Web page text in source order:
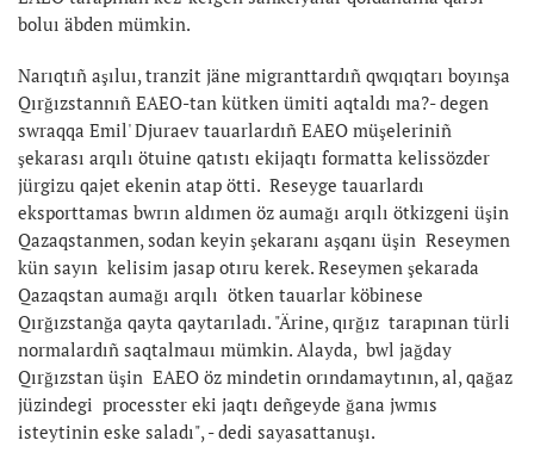
boluı äbden mümkin.
Narıqtıñ aşıluı, tranzit jäne migranttardıñ qwqıqtarı boyınşa
Qırğızstannıñ EAEO-tan kütken ümiti aqtaldı ma?- degen
swraqqa Emil' Djuraev tauarlardıñ EAEO müşeleriniñ
şekarası arqılı ötuine qatıstı ekijaqtı formatta kelissözder
jürgizu qajet ekenin atap ötti. Reseyge tauarlardı
eksporttamas bwrın aldımen öz aumağı arqılı ötkizgeni üşin
Qazaqstanmen, sodan keyin şekaranı aşqanı üşin Reseymen
kün sayın kelisim jasap otıru kerek. Reseymen şekarada
Qazaqstan aumağı arqılı ötken tauarlar köbinese
Qırğızstanğa qayta qaytarıladı. "Ärine, qırğız tarapınan türli
normalardıñ saqtalmauı mümkin. Alayda, bwl jağday
Qırğızstan üşin EAEO öz mindetin orındamaytının, al, qağaz
jüzindegi processter eki jaqtı deñgeyde ğana jwmıs
isteytinin eske saladı", - dedi sayasattanuşı.